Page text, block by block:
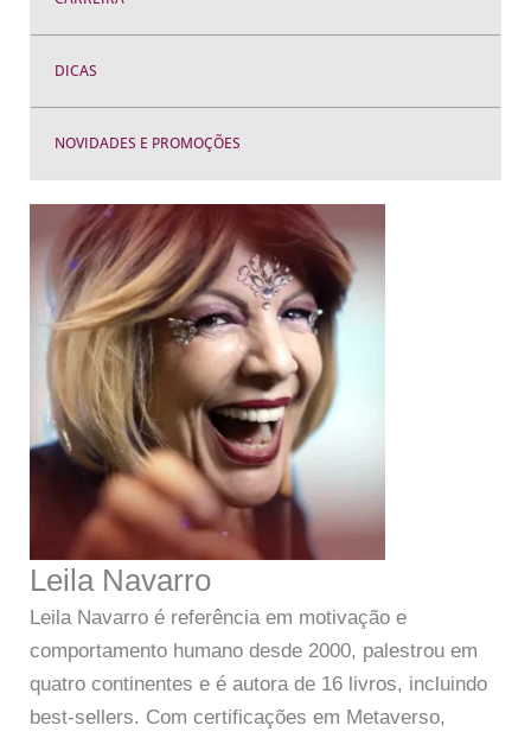
DICAS
NOVIDADES E PROMOÇÕES
Leila Navarro
Leila Navarro é referência em motivação e
comportamento humano desde 2000, palestrou em
quatro continentes e é autora de 16 livros, incluindo
best-sellers. Com certificações em Metaverso,